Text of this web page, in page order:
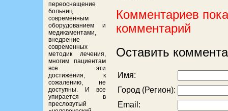
переоснащение
больниц
современным
оборудованием и
медикаментами,
внедрение
современных
методик лечения,
многим пациентам
все эти
достижения, к
сожалению, не
доступны. И все
упирается в
пресловутый
Комментариев
комментарий
Оставить
Имя:
Город (Регион):
Email: